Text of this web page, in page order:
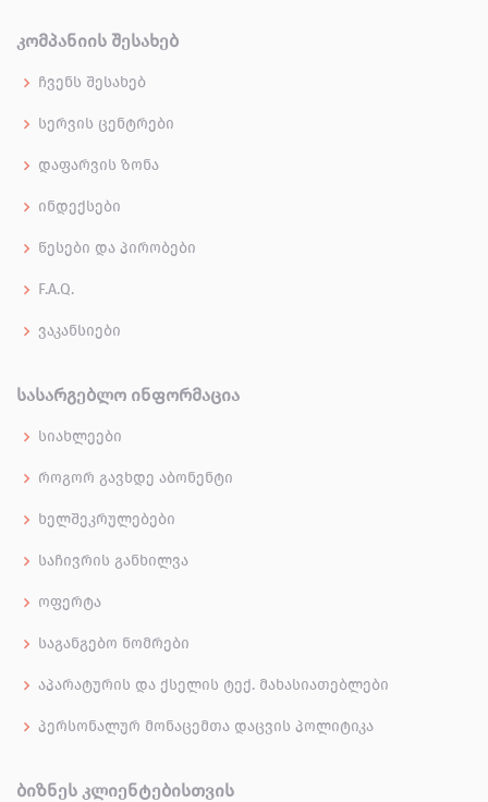
ᲙᲝᲛᲞᲐᲜᲘᲘᲡ ᲨᲔᲡᲐᲮᲔᲑ
ჩვენს შესახებ
სერვის ცენტრები
დაფარვის ზონა
ინდექსები
წესები და პირობები
F.A.Q.
ვაკანსიები
ᲡᲐᲡᲐᲠᲒᲔᲑᲚᲝ ᲘᲜᲤᲝᲠᲛᲐᲪᲘᲐ
სიახლეები
როგორ გავხდე აბონენტი
ხელშეკრულებები
საჩივრის განხილვა
ოფერტა
საგანგებო ნომრები
აპარატურის და ქსელის ტექ. მახასიათებლები
პერსონალურ მონაცემთა დაცვის პოლიტიკა
ᲑᲘᲖᲜᲔᲡ ᲙᲚᲘᲔᲜᲢᲔᲑᲘᲡᲗᲕᲘᲡ